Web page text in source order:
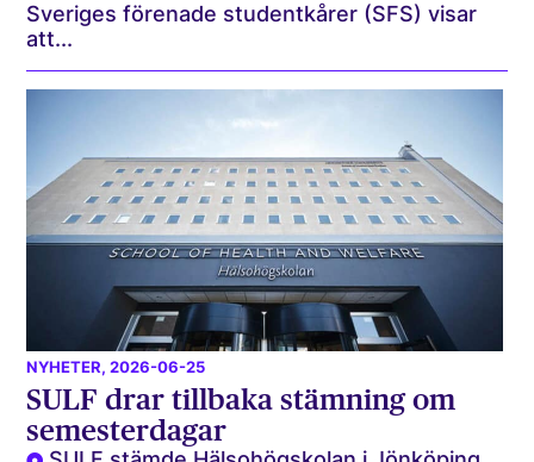
Sveriges förenade studentkårer (SFS) visar
att...
NYHETER, 2026-06-25
SULF drar tillbaka stämning om
semesterdagar